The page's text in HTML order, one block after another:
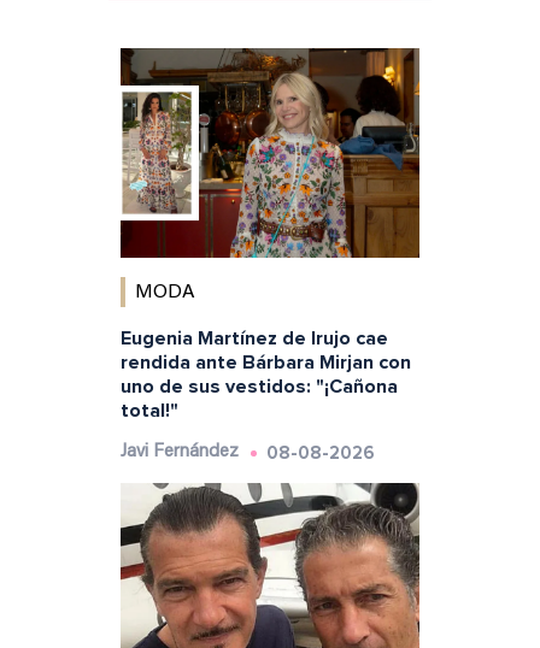
MODA
Eugenia Martínez de Irujo cae
rendida ante Bárbara Mirjan con
uno de sus vestidos: "¡Cañona
total!"
Javi Fernández 08-08-2026